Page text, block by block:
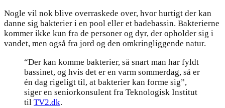
Nogle vil nok blive overraskede over, hvor hurtigt der kan
danne sig bakterier i en pool eller et badebassin. Bakterierne
kommer ikke kun fra de personer og dyr, der opholder sig i
vandet, men også fra jord og den omkringliggende natur.
“Der kan komme bakterier, så snart man har fyldt
bassinet, og hvis det er en varm sommerdag, så er
én dag rigeligt til, at bakterier kan forme sig”,
siger en seniorkonsulent fra Teknologisk Institut
til TV2.dk.